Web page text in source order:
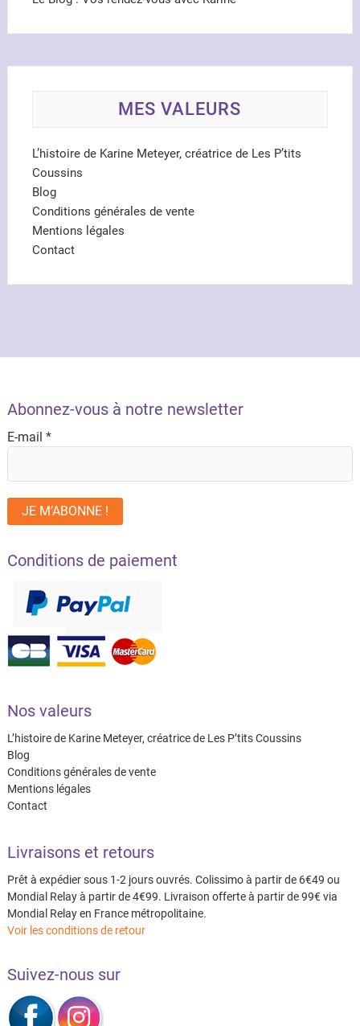
MES VALEURS
L’histoire de Karine Meteyer, créatrice de Les P’tits
Coussins
Blog
Conditions générales de vente
Mentions légales
Contact
Abonnez-vous à notre newsletter
E-mail *
Conditions de paiement
Nos valeurs
L’histoire de Karine Meteyer, créatrice de Les P’tits Coussins
Blog
Conditions générales de vente
Mentions légales
Contact
Livraisons et retours
Prêt à expédier sous 1-2 jours ouvrés. Colissimo à partir de 6€49 ou
Mondial Relay à partir de 4€99. Livraison offerte à partir de 99€ via
Mondial Relay en France métropolitaine.
Voir les conditions de retour
Suivez-nous sur